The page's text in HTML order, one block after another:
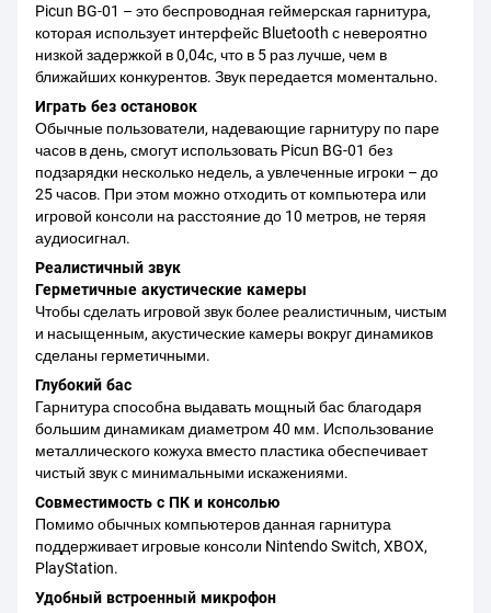
Picun BG-01 – это беспроводная геймерская гарнитура,
которая использует интерфейс Bluetooth с невероятно
низкой задержкой в 0,04с, что в 5 раз лучше, чем в
ближайших конкурентов. Звук передается моментально.
Играть без остановок
Обычные пользователи, надевающие гарнитуру по паре
часов в день, смогут использовать Picun BG-01 без
подзарядки несколько недель, а увлеченные игроки – до
25 часов. При этом можно отходить от компьютера или
игровой консоли на расстояние до 10 метров, не теряя
аудиосигнал.
Реалистичный звук
Герметичные акустические камеры
Чтобы сделать игровой звук более реалистичным, чистым
и насыщенным, акустические камеры вокруг динамиков
сделаны герметичными.
Глубокий бас
Гарнитура способна выдавать мощный бас благодаря
большим динамикам диаметром 40 мм. Использование
металлического кожуха вместо пластика обеспечивает
чистый звук с минимальными искажениями.
Совместимость с ПК и консолью
Помимо обычных компьютеров данная гарнитура
поддерживает игровые консоли Nintendo Switch, XBOX,
PlayStation.
Удобный встроенный микрофон